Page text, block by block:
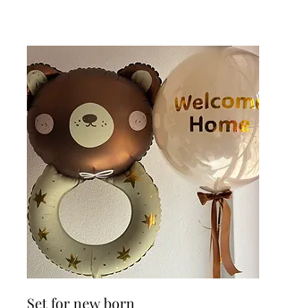
Set for new born